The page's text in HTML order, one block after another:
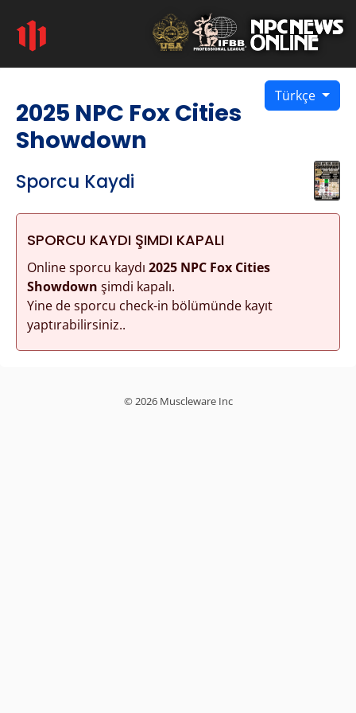
Türkçe
2025 NPC Fox Cities
Showdown
Sporcu Kaydi
SPORCU KAYDI ŞIMDI KAPALI
Online sporcu kaydı 2025 NPC Fox Cities
Showdown şimdi kapalı.
Yine de sporcu check-in bölümünde kayıt
yaptırabilirsiniz..
© 2026 Muscleware Inc